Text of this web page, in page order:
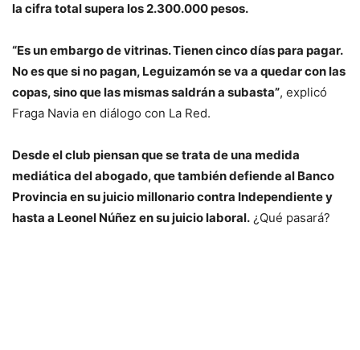
la cifra total supera los 2.300.000 pesos.
“Es un embargo de vitrinas. Tienen cinco días para pagar.
No es que si no pagan, Leguizamón se va a quedar con las
copas, sino que las mismas saldrán a subasta”, explicó
Fraga Navia en diálogo con La Red.
Desde el club piensan que se trata de una medida
mediática del abogado, que también defiende al Banco
Provincia en su juicio millonario contra Independiente y
hasta a Leonel Núñez en su juicio laboral. ¿Qué pasará?